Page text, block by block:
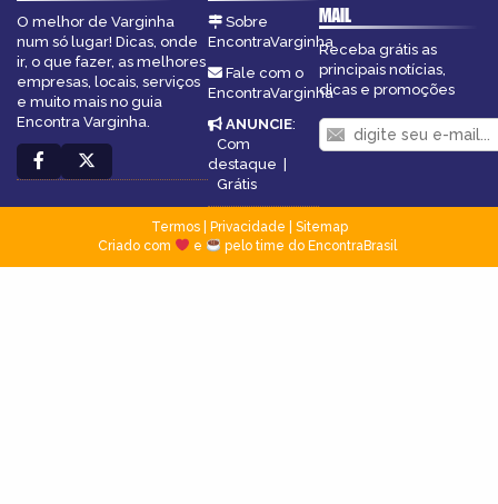
O melhor de Varginha
num só lugar! Dicas, onde
ir, o que fazer, as melhores
empresas, locais, serviços
e muito mais no guia
Encontra Varginha.
Sobre
EncontraVarginha
Fale com o
EncontraVarginha
ANUNCIE:
Com
destaque
Grátis
MAIL
Receba grátis as
principais notícias,
dicas e promoções
Termos| Privacidade
Sitemap
Criado com
e pelo time do EncontraBrasil